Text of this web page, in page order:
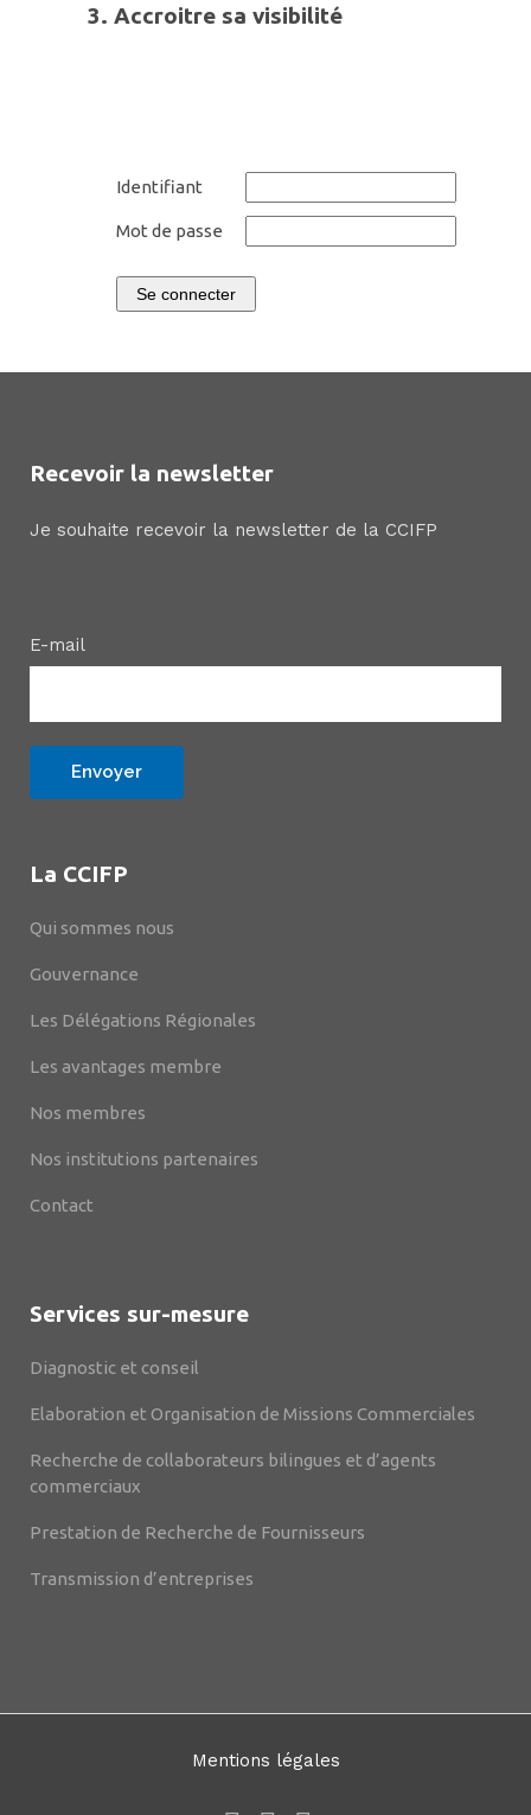
3. Accroitre sa visibilité
Identifiant
Mot de passe
Se connecter
Recevoir la newsletter
Je souhaite recevoir la newsletter de la CCIFP
E-mail
La CCIFP
Qui sommes nous
Gouvernance
Les Délégations Régionales
Les avantages membre
Nos membres
Nos institutions partenaires
Contact
Services sur-mesure
Diagnostic et conseil
Elaboration et Organisation de Missions Commerciales
Recherche de collaborateurs bilingues et d’agents
commerciaux
Prestation de Recherche de Fournisseurs
Transmission d’entreprises
Mentions légales